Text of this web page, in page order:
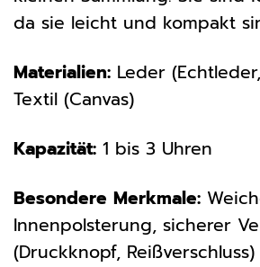
da sie leicht und kompakt
Materialien: Leder
Textil (Canvas)
Kapazität: 1 bis 3 Uhren
Besondere Merkmale:
Innenpolsterung, sicherer
(Druckknopf, Reißverschluss)